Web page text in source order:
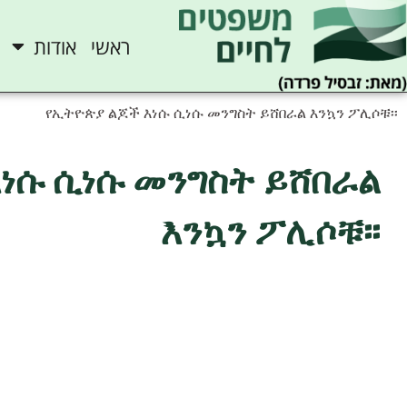
ראשי אודות
የኢትዮጵያ ልጆች እነሱ ሲነሱ መንግስት ይሸበራል እንኳን ፖሊሶቹ፡፡
ሲነሱ መንግስት ይሸበራል
እንኳን ፖሊሶቹ፡፡